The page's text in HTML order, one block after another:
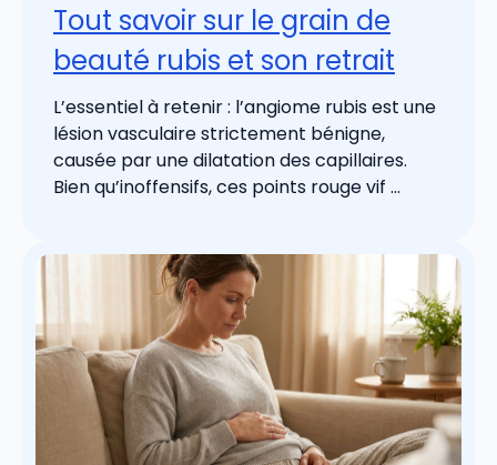
Tout savoir sur le grain de
beauté rubis et son retrait
L’essentiel à retenir : l’angiome rubis est une
lésion vasculaire strictement bénigne,
causée par une dilatation des capillaires.
Bien qu’inoffensifs, ces points rouge vif ...